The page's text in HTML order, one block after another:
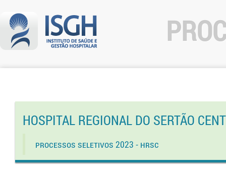
HOSPITAL REGIONAL DO SERTÃO
Processos Seletivos 2023 - HRSC